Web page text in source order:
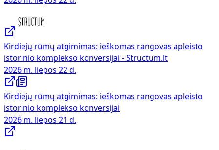
Kirdiejų rūmų atgimimas: ieškomas rangovas apleisto
istorinio komplekso konversijai - Structum.lt
2026 m. liepos 22 d.
Kirdiejų rūmų atgimimas: ieškomas rangovas apleisto
istorinio komplekso konversijai
2026 m. liepos 21 d.